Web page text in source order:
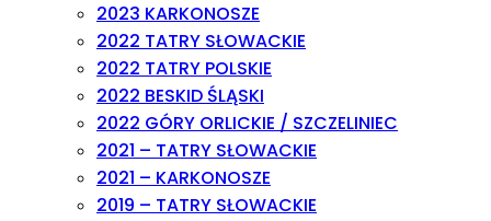
2023 KARKONOSZE
2022 TATRY SŁOWACKIE
2022 TATRY POLSKIE
2022 BESKID ŚLĄSKI
2022 GÓRY ORLICKIE / SZCZELINIEC
2021 – TATRY SŁOWACKIE
2021 – KARKONOSZE
2019 – TATRY SŁOWACKIE